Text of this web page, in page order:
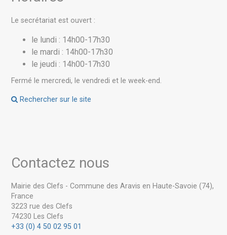
Le secrétariat est ouvert :
le lundi : 14h00-17h30
le mardi : 14h00-17h30
le jeudi : 14h00-17h30
Fermé le mercredi, le vendredi et le week-end.
Rechercher sur le site
Contactez nous
Mairie des Clefs - Commune des Aravis en Haute-Savoie (74),
France
3223 rue des Clefs
74230 Les Clefs
+33 (0) 4 50 02 95 01